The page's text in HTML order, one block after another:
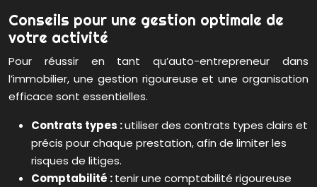
Conseils pour une gestion optimale de
votre activité
Pour réussir en tant qu’auto-entrepreneur dans
l’immobilier, une gestion rigoureuse et une organisation
efficace sont essentielles.
Contrats types :utiliser des contrats types clairs et
précis pour chaque prestation, afin de limiter les
risques de litiges.
Comptabilité :tenir une comptabilité rigoureuse